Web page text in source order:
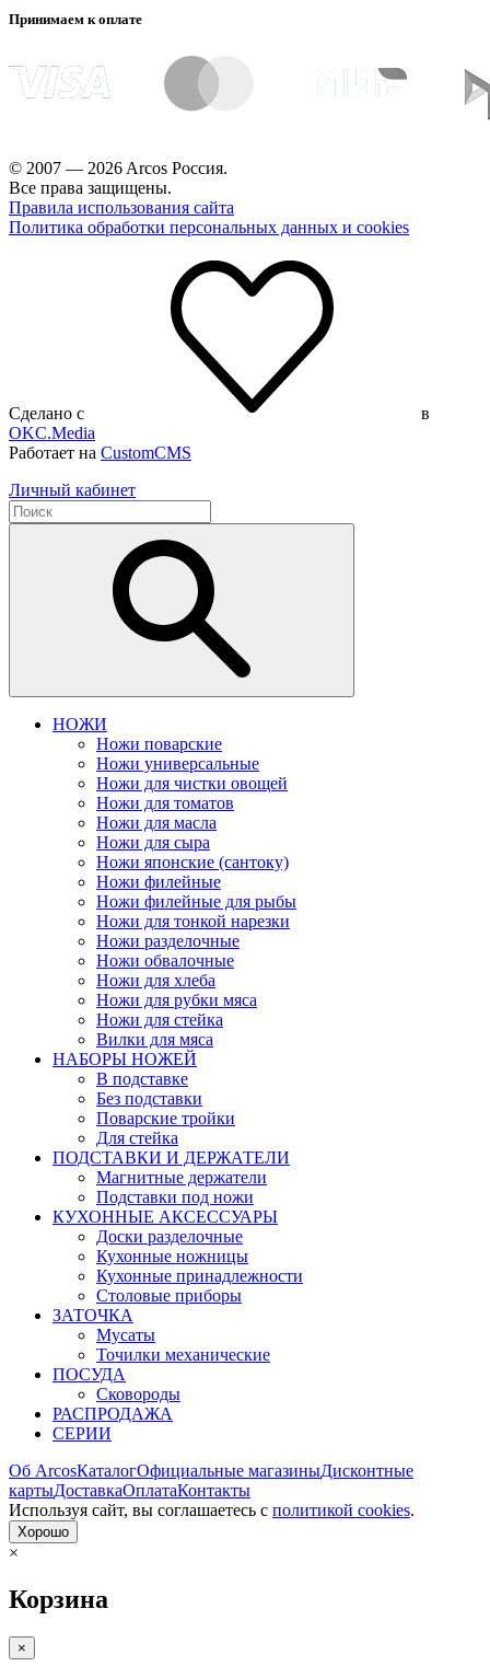
Принимаем к оплате
© 2007 — 2026 Arcos Россия.
Все права защищены.
Правила использования сайта
Политика обработки персональных данных и cookies
Сделано с
в
OKC.Media
Работает на CustomCMS
Личный кабинет
НОЖИ
Ножи поварские
Ножи универсальные
Ножи для чистки овощей
Ножи для томатов
Ножи для масла
Ножи для сыра
Ножи японские (сантоку)
Ножи филейные
Ножи филейные для рыбы
Ножи для тонкой нарезки
Ножи разделочные
Ножи обвалочные
Ножи для хлеба
Ножи для рубки мяса
Ножи для стейка
Вилки для мяса
НАБОРЫ НОЖЕЙ
В подставке
Без подставки
Поварские тройки
Для стейка
ПОДСТАВКИ И ДЕРЖАТЕЛИ
Магнитные держатели
Подставки под ножи
КУХОННЫЕ АКСЕССУАРЫ
Доски разделочные
Кухонные ножницы
Кухонные принадлежности
Столовые приборы
ЗАТОЧКА
Мусаты
Точилки механические
ПОСУДА
Сковороды
РАСПРОДАЖА
СЕРИИ
Об ArcosКаталогОфициальные магазиныДисконтные
картыДоставкаОплатаКонтакты
Используя сайт, вы согла­шаетесь с политикой cookies.
Хорошо
×
Корзина
×